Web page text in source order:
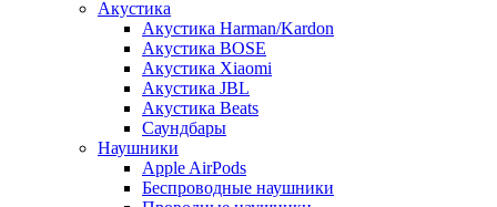
Акустика
Акустика Harman/Kardon
Акустика BOSE
Акустика Xiaomi
Акустика JBL
Акустика Beats
Саундбары
Наушники
Apple AirPods
Беспроводные наушники